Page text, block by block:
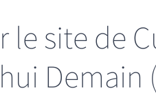
le site de
Demain